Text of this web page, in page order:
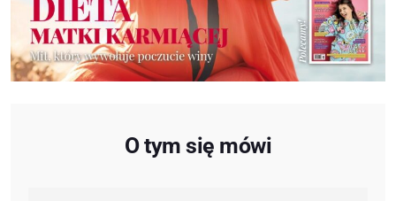
O tym się mówi